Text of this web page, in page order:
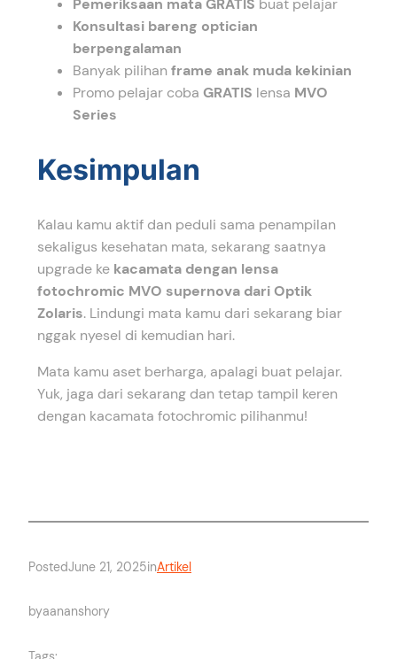
Pemeriksaan mata GRATIS buat pelajar
Konsultasi bareng optician
berpengalaman
Banyak pilihan frame anak muda kekinian
Promo pelajar coba GRATIS lensa MVO
Series
Kesimpulan
Kalau kamu aktif dan peduli sama penampilan
sekaligus kesehatan mata, sekarang saatnya
upgrade ke kacamata dengan lensa
fotochromic MVO supernova dari Optik
Zolaris. Lindungi mata kamu dari sekarang biar
nggak nyesel di kemudian hari.
Mata kamu aset berharga, apalagi buat pelajar.
Yuk, jaga dari sekarang dan tetap tampil keren
dengan kacamata fotochromic pilihanmu!
PostedJune 21, 2025inArtikel
byaananshory